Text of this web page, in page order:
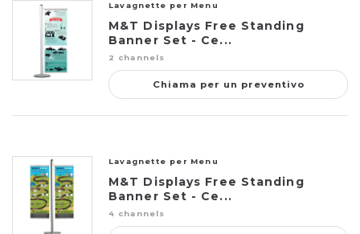
Lavagnette per Menu
M&T Displays Free Standing
Banner Set - Ce...
2 channels
Chiama per un preventivo
Lavagnette per Menu
M&T Displays Free Standing
Banner Set - Ce...
4 channels